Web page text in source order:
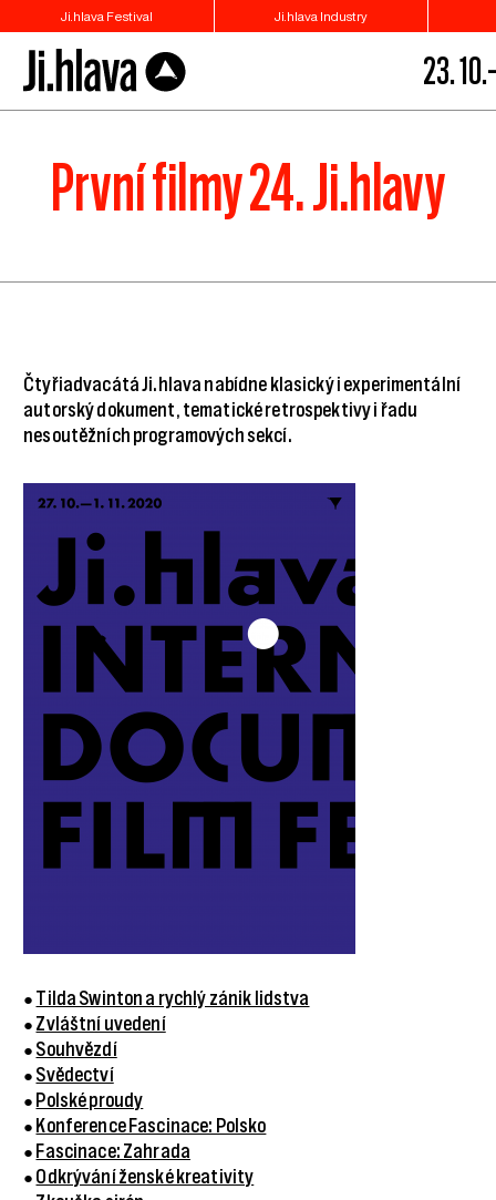
Ji.hlava Festival Ji.hlava Industry
23.
První filmy 24. Ji.hlavy
Čtyřiadvacátá Ji.hlava nabídne klasický i experimentální
autorský dokument, tematické retrospektivy i řadu
nesoutěžních programových sekcí.
● Tilda Swinton a rychlý zánik lidstva
● Zvláštní uvedení
● Souhvězdí
● Svědectví
● Polské proudy
● Konference Fascinace: Polsko
● Fascinace: Zahrada
● Odkrývání ženské kreativity